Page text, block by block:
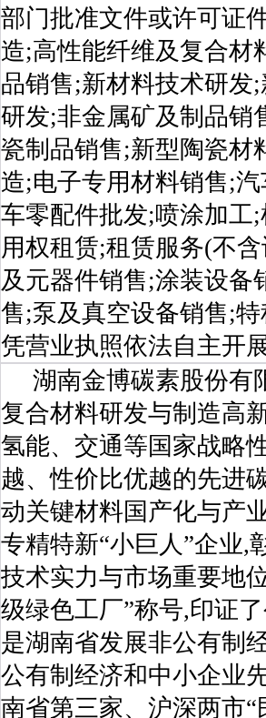
部门批准文件或许可证
造;高性能纤维及复合材
品销售;新材料技术研发
研发;非金属矿及制品销
瓷制品销售;新型陶瓷材
造;电子专用材料销售;
车零配件批发;喷涂加工
用权租赁;租赁服务(不
及元器件销售;涂装设备
售;泵及真空设备销售;
凭营业执照依法自主开
湖南金博碳素股份有
复合材料研发与制造高
氢能、交通等国家战略
越、性价比优越的先进
动关键材料国产化与产
专精特新“小巨人”企业,
技术实力与市场重要地
级绿色工厂”称号,印证
是湖南省发展非公有制
公有制经济和中小企业
南省第三家、沪深两市